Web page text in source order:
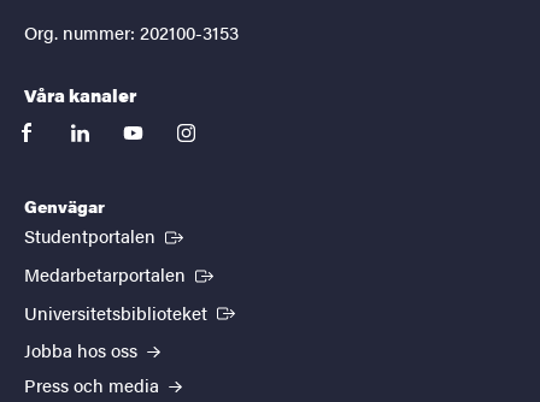
Org. nummer: 202100-3153
Våra kanaler
facebooklinkedinyoutubeinstagram
Genvägar
Studentportalen (Extern länk)
Medarbetarportalen (Extern länk)
Universitetsbiblioteket (Extern länk)
Jobba hos oss
Press och media